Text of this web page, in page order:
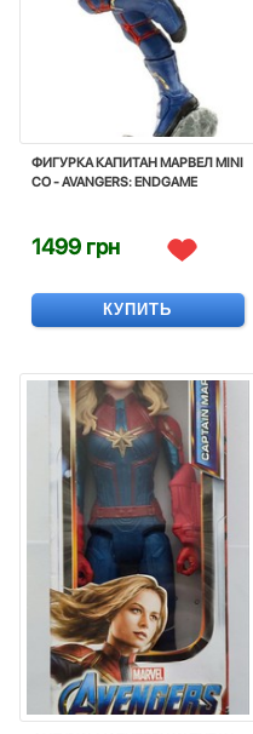
ФИГУРКА КАПИТАН МАРВЕЛ MINI
CO - AVANGERS: ENDGAME
1499 грн
КУПИТЬ